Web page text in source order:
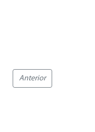
Anterior